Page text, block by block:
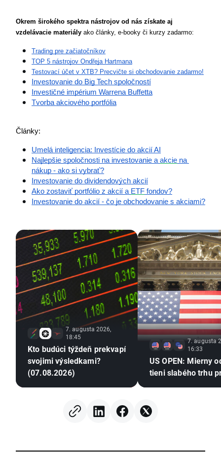
Okrem širokého spektra nástrojov od nás získate aj
vzdelávacie materiály ako články, e-booky či kurzy zadarmo:
Trading pre začiatočníkov
TOP 5 nástrojov Ondřeja Hartmana
Testovací účet v XTB? Precvičte si obchodovanie zadarmo!
Investovanie do Big Tech spoločností
Investičné impérium Warrena Buffetta
Tvorba akciového portfólia
Články:
Umelá inteligencia: Investície do akcií AI
Najlepšie spoločnosti na investovanie a akcie na
nákup - ako si vybrať?
Investovanie do dividendových akcií
Ako zostaviť portfólio z akcií a ETF fondov?
Investovanie do akcií - čo je obchodovanie s akciami?
7. augusta 2026,
18:45
Kto budúci týždeň prekvapí
svojimi výsledkami?
(07.08.2026)
7. augusta
16:33
US OPEN: Mierny
tieni slabého trhu